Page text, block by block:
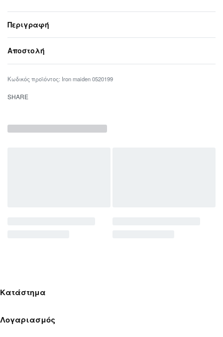
Περιγραφή
Αποστολή
Iron maiden 0520199
SHARE
Κατάστημα
Πολιτική Απορρήτου
Λογαριασμός